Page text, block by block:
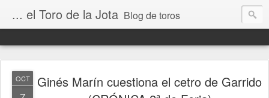
... el Toro de la Jota Blog de toros
OCT
Ginés Marín cuestiona el cetro de Garrido